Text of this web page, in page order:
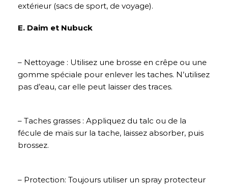
extérieur (sacs de sport, de voyage).
E. Daim et Nubuck
– Nettoyage : Utilisez une brosse en crêpe ou une
gomme spéciale pour enlever les taches. N’utilisez
pas d’eau, car elle peut laisser des traces.
– Taches grasses : Appliquez du talc ou de la
fécule de maïs sur la tache, laissez absorber, puis
brossez.
– Protection: Toujours utiliser un spray protecteur